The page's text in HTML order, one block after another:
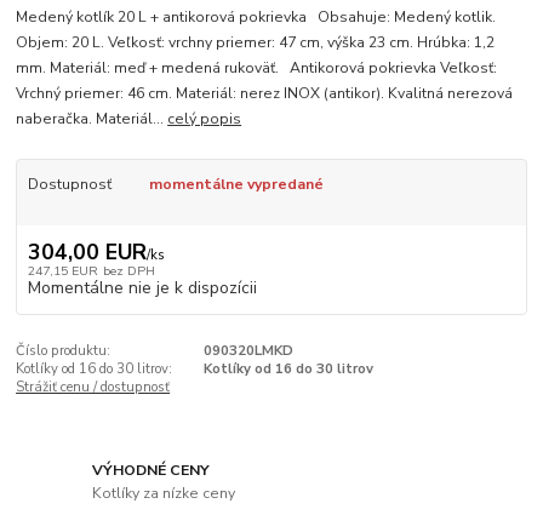
Medený kotlík 20 L + antikorová pokrievka Obsahuje: Medený kotlik.
Objem: 20 L. Veľkosť: vrchny priemer: 47 cm, výška 23 cm. Hrúbka: 1,2
mm. Materiál: meď + medená rukoväť. Antikorová pokrievka Veľkosť:
Vrchný priemer: 46 cm. Materiál: nerez INOX (antikor). Kvalitná nerezová
naberačka. Materiál... celý popis
Dostupnosť momentálne vypredané
304,00 EUR/ks
247,15 EUR bez DPH
Momentálne nie je k dispozícii
Číslo produktu:
090320LMKD
Kotlíky od 16 do 30 litrov:
Kotlíky od 16 do 30 litrov
Strážiť cenu / dostupnosť
VÝHODNÉ CENY
Kotlíky za nízke ceny